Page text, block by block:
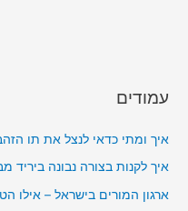
עמודים
איך ומתי כדאי לנצל את תו
איך לקנות בצורה נבונה ביריד
ארגון המורים בישראל – אילו